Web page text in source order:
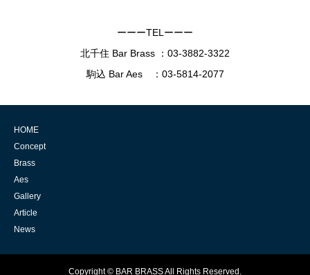
ーーーTELーーー
北千住 Bar Brass ： 03-3882-3322
駒込 Bar Aes ： 03-5814-2077
HOME
Concept
Brass
Aes
Gallery
Article
News
Copyright © BAR BRASS All Rights Reserved.